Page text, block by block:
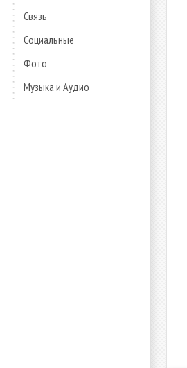
Связь
Социальные
Фото
Музыка и Аудио